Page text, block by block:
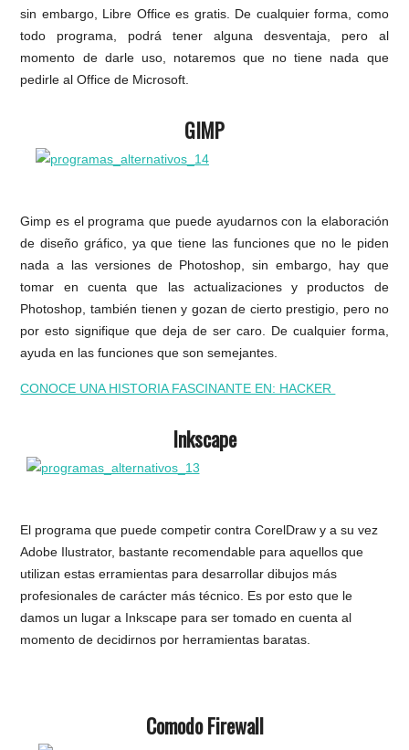
sin embargo, Libre Office es gratis. De cualquier forma, como
todo programa, podrá tener alguna desventaja, pero al
momento de darle uso, notaremos que no tiene nada que
pedirle al Office de Microsoft.
GIMP
Gimp es el programa que puede ayudarnos con la elaboración
de diseño gráfico, ya que tiene las funciones que no le piden
nada a las versiones de Photoshop, sin embargo, hay que
tomar en cuenta que las actualizaciones y productos de
Photoshop, también tienen y gozan de cierto prestigio, pero no
por esto signifique que deja de ser caro. De cualquier forma,
ayuda en las funciones que son semejantes.
CONOCE UNA HISTORIA FASCINANTE EN: HACKER
Inkscape
El programa que puede competir contra CorelDraw y a su vez
Adobe Ilustrator, bastante recomendable para aquellos que
utilizan estas erramientas para desarrollar dibujos más
profesionales de carácter más técnico. Es por esto que le
damos un lugar a Inkscape para ser tomado en cuenta al
momento de decidirnos por herramientas baratas.
Comodo Firewall